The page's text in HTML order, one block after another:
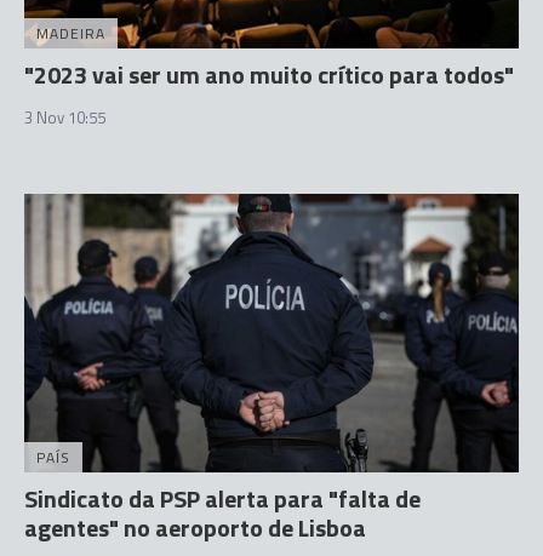
MADEIRA
"2023 vai ser um ano muito crítico para todos"
3 Nov 10:55
PAÍS
Sindicato da PSP alerta para "falta de
agentes" no aeroporto de Lisboa